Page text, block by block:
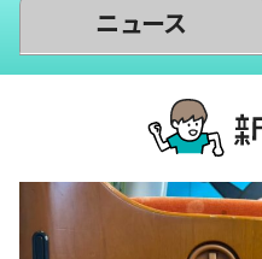
ニュース